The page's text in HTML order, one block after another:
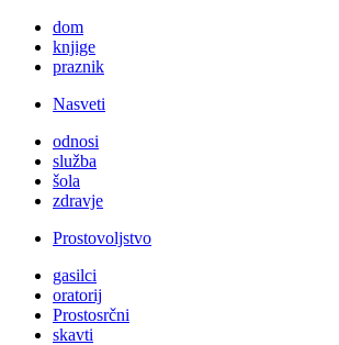
dom
knjige
praznik
Nasveti
odnosi
služba
šola
zdravje
Prostovoljstvo
gasilci
oratorij
Prostosrčni
skavti